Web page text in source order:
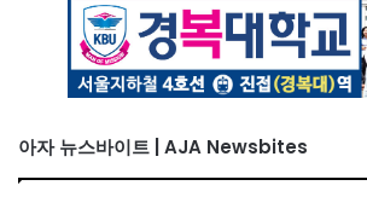
아자 뉴스바이트 | AJA Newsbites